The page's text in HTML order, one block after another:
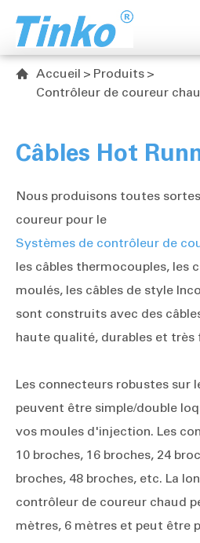
 Accueil
Produits
Contrôleur de coureur
Câbles Hot
Nous produisons toutes
coureur pour le
Systèmes de contrôleur de
les câbles thermocouples, les
moulés, les câbles de style
sont construits avec des
haute qualité, durables et très
Les connecteurs robustes sur
peuvent être simple/double
vos moules d'injection. Les
10 broches, 16 broches, 24
broches, 48 broches, etc. La
contrôleur de coureur chaud
mètres, 6 mètres et peut être